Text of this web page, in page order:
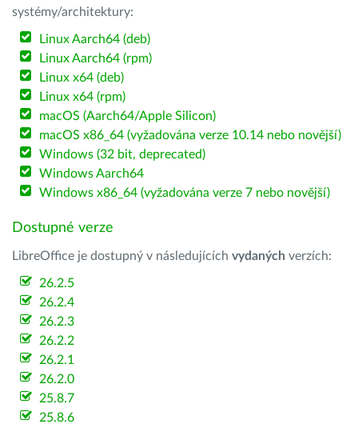
systémy/architektury:
Linux Aarch64 (deb)
Linux Aarch64 (rpm)
Linux x64 (deb)
Linux x64 (rpm)
macOS (Aarch64/Apple Silicon)
macOS x86_64 (vyžadována verze 10.14 nebo novější)
Windows (32 bit, deprecated)
Windows Aarch64
Windows x86_64 (vyžadována verze 7 nebo novější)
Dostupné verze
LibreOffice je dostupný v následujících vydaných verzích:
26.2.5
26.2.4
26.2.3
26.2.2
26.2.1
26.2.0
25.8.7
25.8.6